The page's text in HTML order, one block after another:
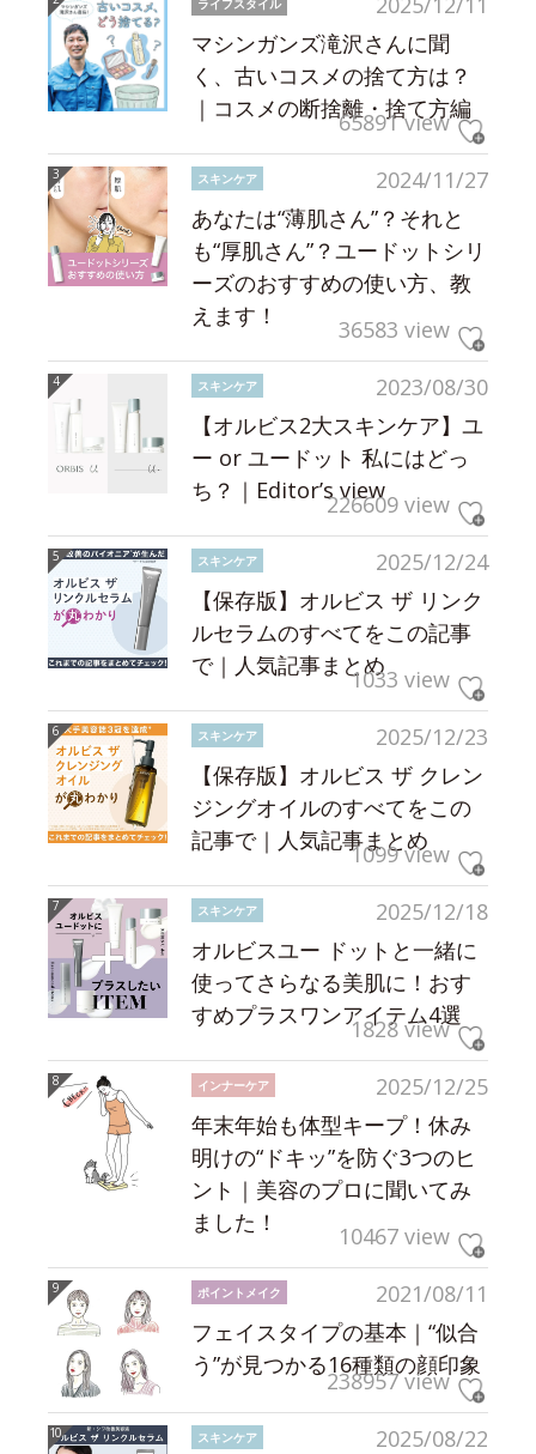
マシンガンズ滝沢さんに聞
く、古いコスメの捨て方は？
｜コスメの断捨離・捨て方編
65891 view
2024/11/27
スキンケア
あなたは“薄肌さん”？それと
も“厚肌さん”？ユードットシリ
ーズのおすすめの使い方、教
えます！
36583 view
2023/08/30
スキンケア
【オルビス2大スキンケア】ユ
ー or ユードット 私にはどっ
ち？｜Editor’s view226609 view
2025/12/24
スキンケア
【保存版】オルビス ザ リンク
ルセラムのすべてをこの記事
で｜人気記事まとめ1033 view
2025/12/23
スキンケア
【保存版】オルビス ザ クレン
ジングオイルのすべてをこの
記事で｜人気記事まとめ
1099 view
2025/12/18
スキンケア
オルビスユー ドットと一緒に
使ってさらなる美肌に！おす
すめプラスワンアイテム4選
1828 view
2025/12/25
インナーケア
年末年始も体型キープ！休み
明けの“ドキッ”を防ぐ3つのヒ
ント｜美容のプロに聞いてみ
ました！
10467 view
2021/08/11
ポイントメイク
フェイスタイプの基本｜“似合
う”が見つかる16種類の顔印象
238957 view
2025/08/22
スキンケア